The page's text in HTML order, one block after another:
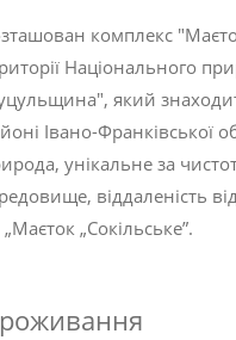
комплекс
Національного
який
Івано-Франківської
унікальне за
віддаленість
„Сокільське”.